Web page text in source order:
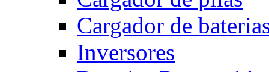
Cargador de
Inversores